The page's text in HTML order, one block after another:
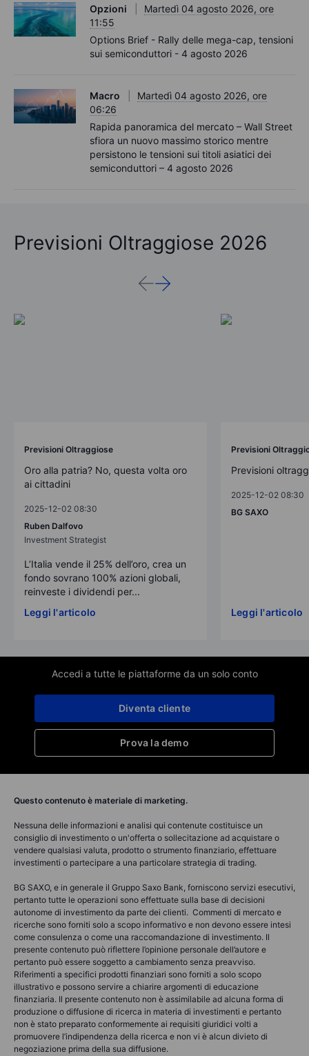
Opzioni
Martedì 04 agosto 2026, ore
11:55
Options Brief - Rally delle mega-cap, tensioni
sui semiconduttori - 4 agosto 2026
Macro
Martedì 04 agosto 2026, ore
06:26
Rapida panoramica del mercato – Wall Street
sfiora un nuovo massimo storico mentre
persistono le tensioni sui titoli asiatici dei
semiconduttori – 4 agosto 2026
Previsioni Oltraggiose 2026
Previsioni Oltraggiose
Oro alla patria? No, questa volta oro
ai cittadini
2025-12-02 08:30
Ruben Dalfovo
Investment Strategist
L’Italia vende il 25% dell’oro, crea un
fondo sovrano 100% azioni globali,
reinveste i dividendi per...
Leggi l'articolo
Previsioni
Previsioni
2025-12-02 08:30
BG SAXO
Leggi l'articolo
Accedi a tutte le piattaforme da un solo conto
Prova la demo
Diventa cliente
Questo contenuto è materiale di marketing.
Nessuna delle informazioni e analisi qui contenute costituisce un
consiglio di investimento o un'offerta o sollecitazione ad acquistare o
vendere qualsiasi valuta, prodotto o strumento finanziario, effettuare
investimenti o partecipare a una particolare strategia di trading.
BG SAXO, e in generale il Gruppo Saxo Bank, forniscono servizi esecutivi,
pertanto tutte le operazioni sono effettuate sulla base di decisioni
autonome di investimento da parte dei clienti. Commenti di mercato e
ricerche sono forniti solo a scopo informativo e non devono essere intesi
come consulenza o come una raccomandazione di investimento. Il
presente contenuto può riflettere l’opinione personale dell’autore e
pertanto può essere soggetto a cambiamento senza preavviso.
Riferimenti a specifici prodotti finanziari sono forniti a solo scopo
illustrativo e possono servire a chiarire argomenti di educazione
finanziaria. Il presente contenuto non è assimilabile ad alcuna forma di
produzione o diffusione di ricerca in materia di investimenti e pertanto
non è stato preparato conformemente ai requisiti giuridici volti a
promuovere l’indipendenza della ricerca e non vi è alcun divieto di
negoziazione prima della sua diffusione.